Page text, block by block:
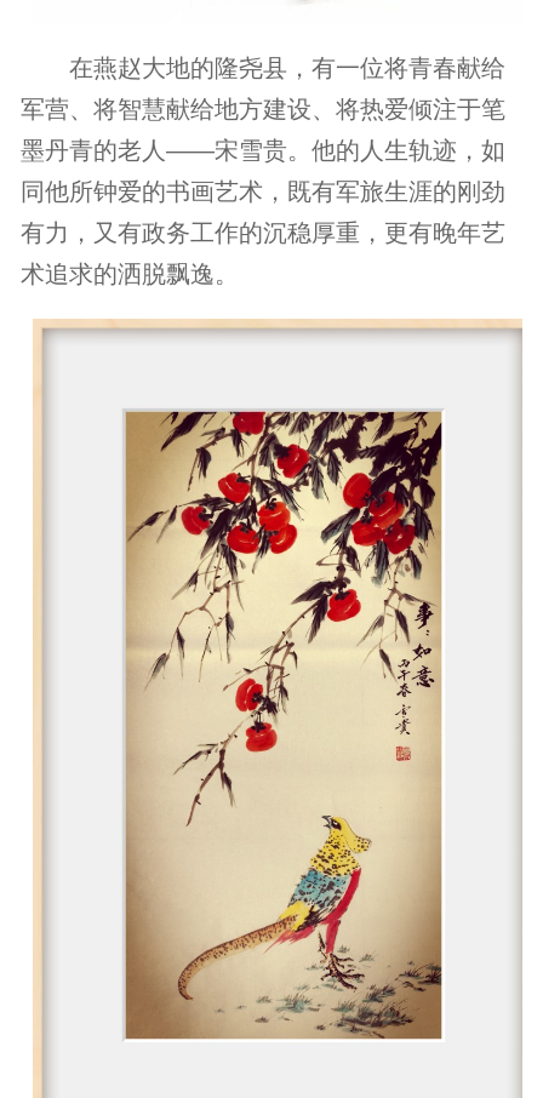
在燕赵大地的隆尧县，有一位将青春献给
军营、将智慧献给地方建设、将热爱倾注于笔
墨丹青的老人——宋雪贵。他的人生轨迹，如
同他所钟爱的书画艺术，既有军旅生涯的刚劲
有力，又有政务工作的沉稳厚重，更有晚年艺
术追求的洒脱飘逸。